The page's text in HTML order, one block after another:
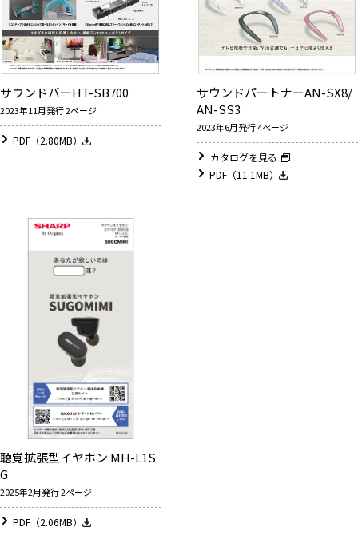
サウンドバーHT-SB700
2023年11月発行 2ページ
PDF（2.80MB）
サウンドパートナーAN-SX8/
AN-SS3
2023年6月発行 4ページ
カタログを見る
PDF（11.1MB）
聴覚拡張型イヤホン MH-L1S
G
2025年2月発行 2ページ
PDF（2.06MB）